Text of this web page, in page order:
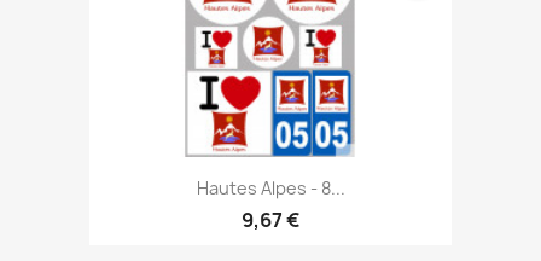
Hautes Alpes - 8...
9,67 €